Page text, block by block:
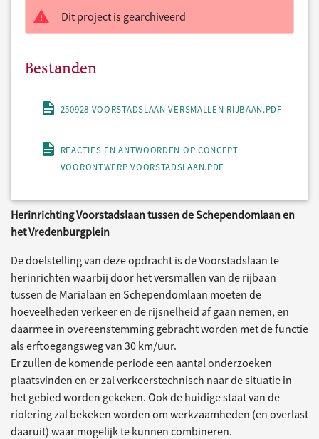
Dit project is gearchiveerd
Bestanden
250928 VOORSTADSLAAN VERSMALLEN RIJBAAN.PDF
REACTIES EN ANTWOORDEN OP CONCEPT
VOORONTWERP VOORSTADSLAAN.PDF
Herinrichting Voorstadslaan tussen de Schependomlaan en
het Vredenburgplein
De doelstelling van deze opdracht is de Voorstadslaan te
herinrichten waarbij door het versmallen van de rijbaan
tussen de Marialaan en Schependomlaan moeten de
hoeveelheden verkeer en de rijsnelheid af gaan nemen, en
daarmee in overeenstemming gebracht worden met de functie
als erftoegangsweg van 30 km/uur.
Er zullen de komende periode een aantal onderzoeken
plaatsvinden en er zal verkeerstechnisch naar de situatie in
het gebied worden gekeken. Ook de huidige staat van de
riolering zal bekeken worden om werkzaamheden (en overlast
daaruit) waar mogelijk te kunnen combineren.